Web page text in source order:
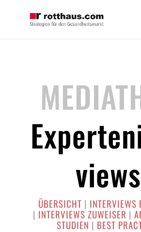
views
ÜBERSICHT | INTERVIEWS
| INTERVIEWS ZUWEISER |
STUDIEN | BEST